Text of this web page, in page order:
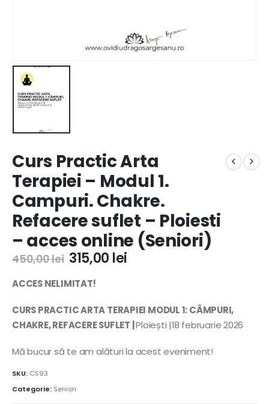
Curs Practic Arta
Terapiei – Modul 1.
Campuri. Chakre.
Refacere suflet – Ploiesti
– acces online (Seniori)
450,00lei 315,00 lei
ACCES NELIMITAT!
CURS PRACTIC ARTA TERAPIEI MODUL 1: CÂMPURI,
CHAKRE, REFACERE SUFLET |Ploiești |18 februarie 2026
Mă bucur să te am alături la acest eveniment!
SKU: CS93
Categorie: Seniori